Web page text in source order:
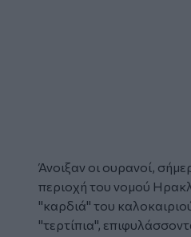
Άνοιξαν οι ουρανοί,
περιοχή του νομού
"καρδιά" του
"τερτίπια",